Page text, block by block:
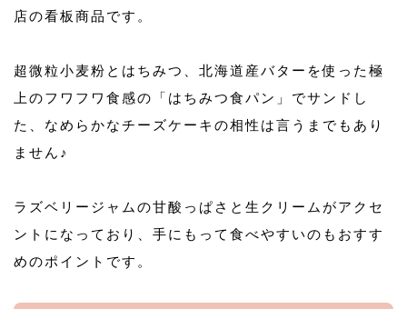
店の看板商品です。
超微粒小麦粉とはちみつ、北海道産バターを使った極
上のフワフワ食感の「はちみつ食パン」でサンドし
た、なめらかなチーズケーキの相性は言うまでもあり
ません♪
ラズベリージャムの甘酸っぱさと生クリームがアクセ
ントになっており、手にもって食べやすいのもおすす
めのポイントです。